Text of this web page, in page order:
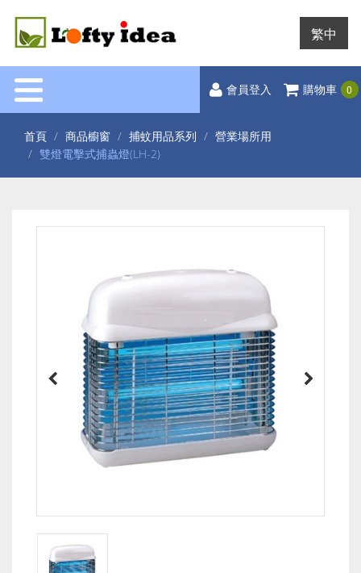
繁中
會員登入 購物車 0
首頁 商品櫥窗 捕蚊用品系列
營業場所用
雙燈電擊式捕蟲燈(LH-2)